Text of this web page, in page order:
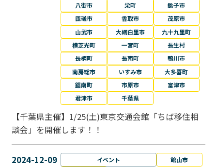
八街市
栄町
銚子市
匝瑳市
香取市
茂原市
山武市
大網白里市
九十九里町
横芝光町
一宮町
長生村
長柄町
長南町
鴨川市
南房総市
いすみ市
大多喜町
鋸南町
市原市
富津市
君津市
千葉県
【千葉県主催】1/25(土)東京交通会館「ちば移住相
談会」を開催します！！
2024-12-09 イベント
館山市